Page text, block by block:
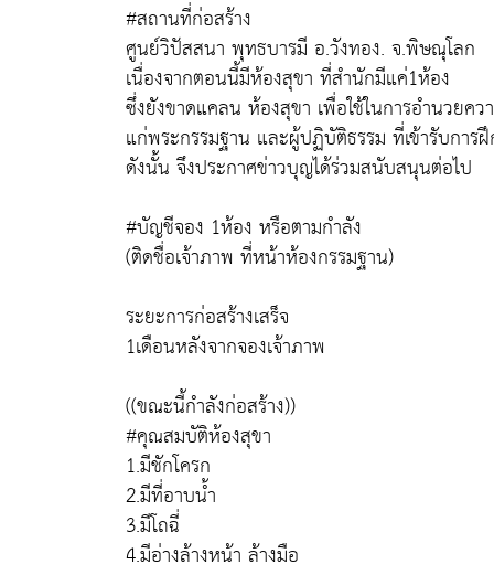
#สถานที่ก่อสร้าง
ศูนย์วิปัสสนา พุทธบารมี อ.วังทอง. จ.พิษณุโลก
เนื่องจากตอนนี้มีห้องสุขา ที่สำนักมีแค่1ห้อง
ซึ่งยังขาดแคลน ห้องสุขา เพื่อใช้ในการอำนวยคว
แก่พระกรรมฐาน และผู้ปฏิบัติธรรม ที่เข้ารับกา
ดังนั้น จึงประกาศข่าวบุญได้ร่วมสนับสนุนต่อไป
#บัญชีจอง 1ห้อง หรือตามกำลัง
(ติดชื่อเจ้าภาพ ที่หน้าห้องกรรมฐาน)
ระยะการก่อสร้างเสร็จ
1เดือนหลังจากจองเจ้าภาพ
((ขณะนี้กำลังก่อสร้าง))
#คุณสมบัติห้องสุขา
1.มีชักโครก
2.มีที่อาบน้ำ
3.มีโถฉี่
4.มีอ่างล้างหน้า ล้างมือ